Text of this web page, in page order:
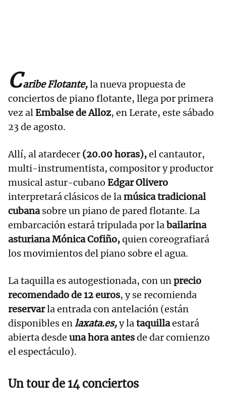
Caribe Flotante,la nueva propuesta de
conciertos de piano flotante, llega por primera
vez alEmbalse de Alloz, en Lerate, este sábado
23 de agosto.
Allí, al atardecer (20.00 horas),el cantautor,
multi-instrumentista, compositor y productor
musical astur-cubano Edgar Olivero
interpretará clásicos de lamúsica tradicional
cubanasobre un piano de pared flotante. La
embarcación estará tripulada por labailarina
asturiana Mónica Cofiño,quien coreografiará
los movimientos del piano sobre el agua.
La taquilla es autogestionada, con unprecio
recomendado de 12 euros, y se recomienda
reservarla entrada con antelación (están
disponibles enlaxata.es,y lataquillaestará
abierta desde una hora antesde dar comienzo
el espectáculo).
Un tour de 14 conciertos